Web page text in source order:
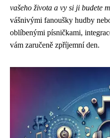
vašeho života a vy si ji budete
vášnivými fanoušky hudby
oblíbenými písničkami,
vám zaručeně zpříjemní den.